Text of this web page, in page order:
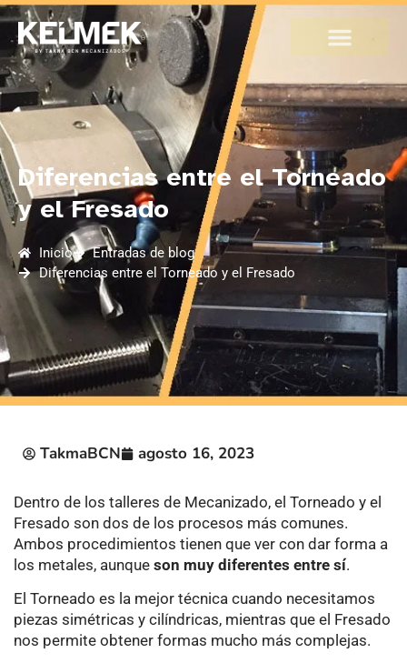
Diferencias entre el Torneado
y el Fresado
Inicio
Entradas de blog
Diferencias entre el Torneado y el Fresado
TakmaBCN agosto 16, 2023
Dentro de los talleres de Mecanizado, el Torneado y el
Fresado son dos de los procesos más comunes.
Ambos procedimientos tienen que ver con dar forma a
los metales, aunque son muy diferentes entre sí.
El Torneado es la mejor técnica cuando necesitamos
piezas simétricas y cilíndricas, mientras que el Fresado
nos permite obtener formas mucho más complejas.